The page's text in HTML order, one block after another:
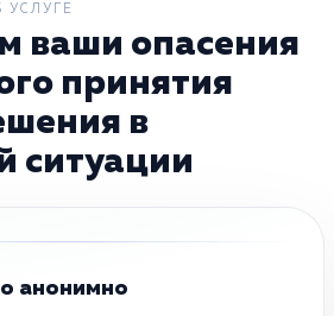
ваши опасения
принятия
в
ситуации
анонимно